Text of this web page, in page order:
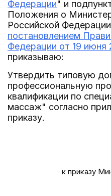
Федерации" и
Положения о
Российской
постановлением
Федерации от 19 июня
приказываю:
Утвердить типовую
профессиональную
квалификации по
массаж" согласно
приказу.
к приказу